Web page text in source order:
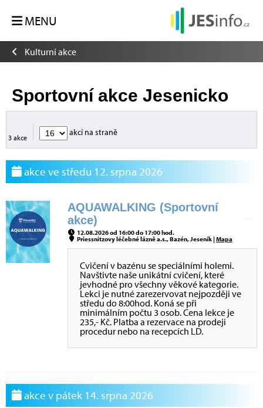
MENU
Kulturní akce
Sportovní akce Jesenicko
3 akce
akcí na straně
akce ve středu 12. srpna 2026
AQUAWALKING (Sportovní
akce)
12.08.2026 od 16:00 do 17:00 hod.
Priessnitzovy léčebné lázně a.s., Bazén, Jeseník |Mapa
Cvičení v bazénu se speciálními holemi.
Navštivte naše unikátní cvičení, které
jevhodné pro všechny věkové kategorie.
Lekci je nutné zarezervovat nejpozději ve
středu do 8:00hod. Koná se při
minimálním počtu 3 osob. Cena lekce je
235,- Kč. Platba a rezervace na prodeji
procedur nebo na recepcích LD.
akce v pátek 14. srpna 2026